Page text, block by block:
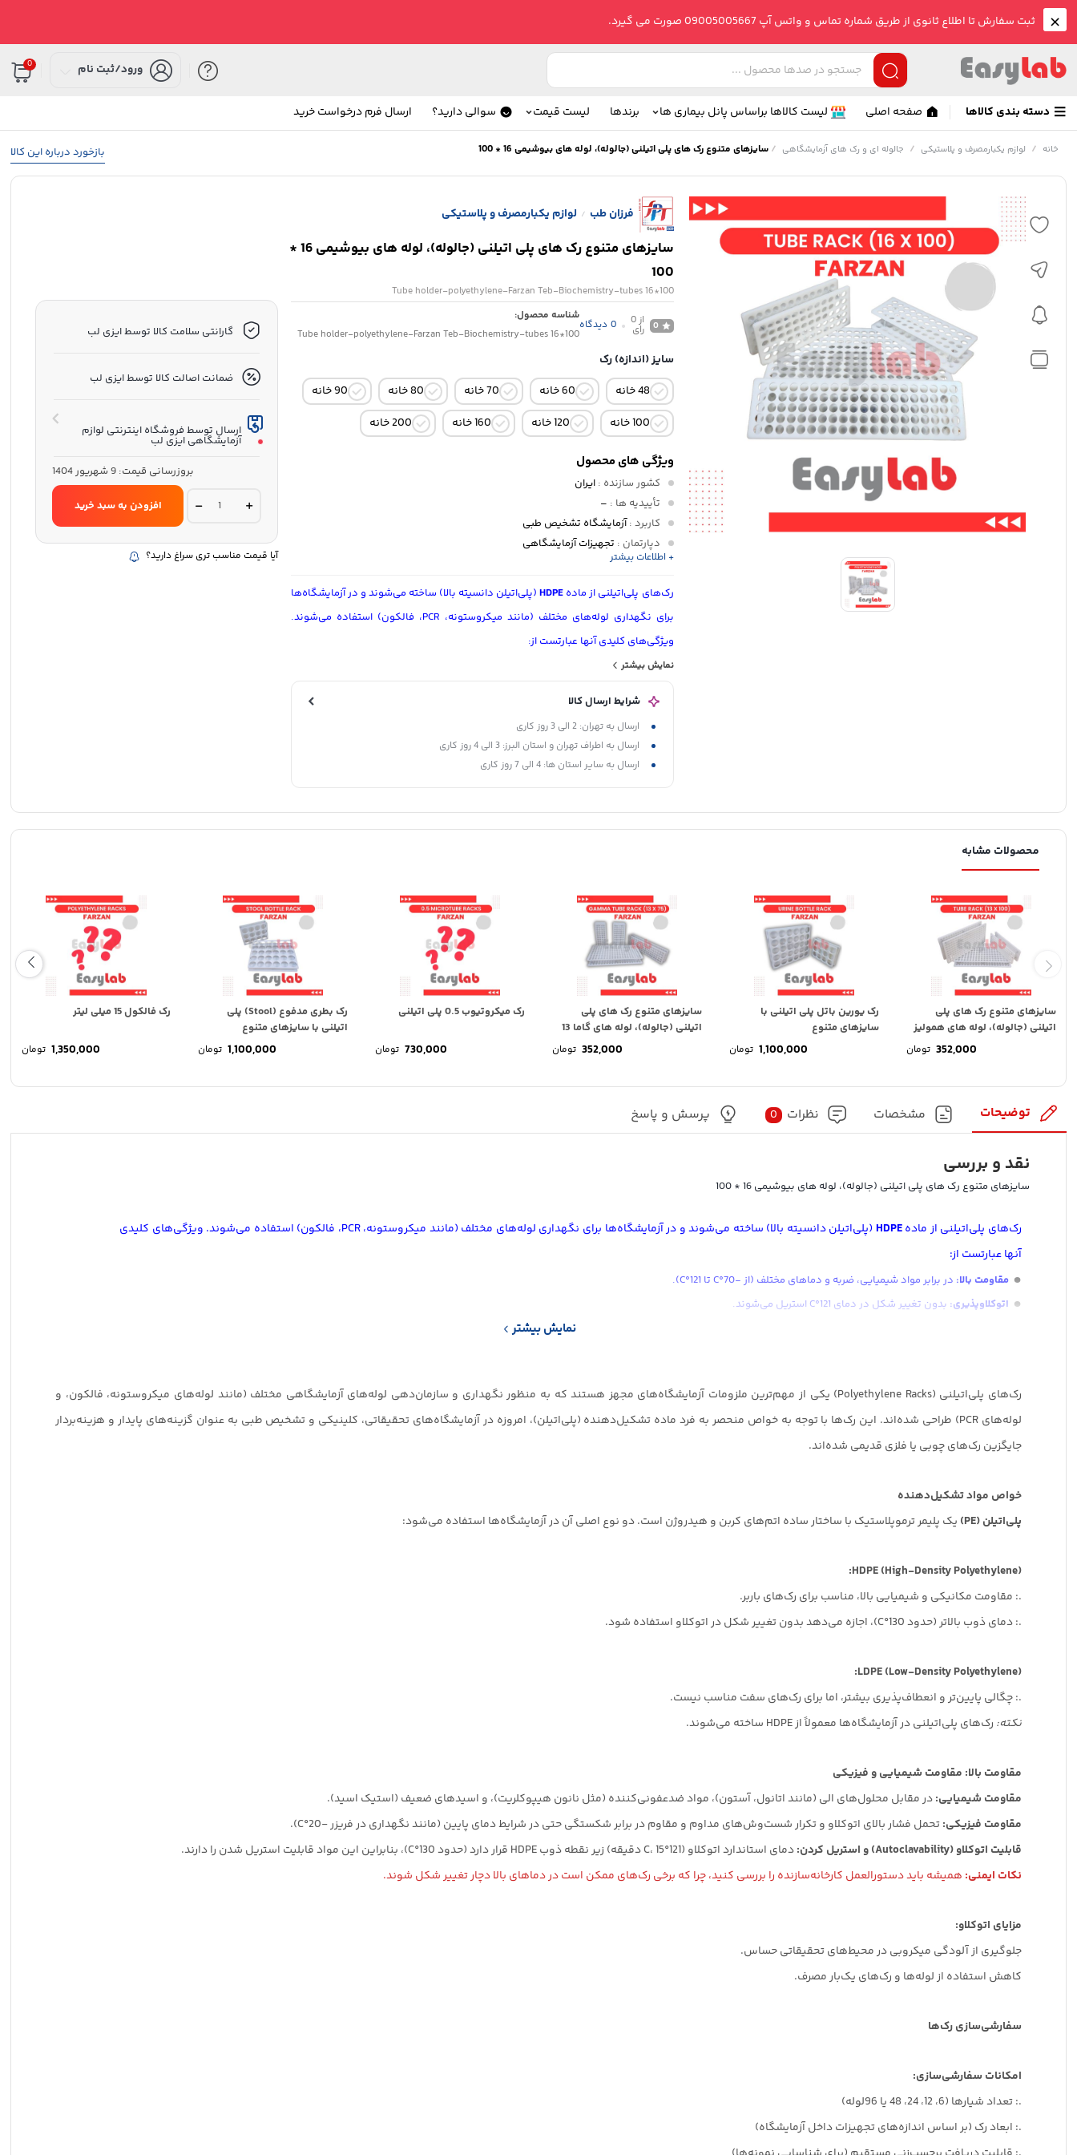
ثبت سفارش تا اطلاع ثانوی از طریق شماره تماس و واتس آپ 09005005667 صورت می گیرد.
ورود/ثبت نام 0
دسته بندی کالاها صفحه اصلی لیست کالاها براساس پانل بیماری ها برندها لیست قیمت سوالی دارید؟ ارسال فرم درخواست خرید
بازخورد درباره این کالا خانه / لوازم یکبارمصرف و پلاستیکی / جالوله ای و رک های آزمایشگاهی /سایزهای متنوع رک های پلی اتیلنی (جالوله)، لوله های بیوشیمی 16 * 100
فرزان طب / لوازم یکبارمصرف و پلاستیکی
سایزهای متنوع رک های پلی اتیلنی (جالوله)، لوله های بیوشیمی 16 *
100
Tube holder-polyethylene-Farzan Teb-Biochemistry-tubes 16*100
0 از 0
رای 0 دیدگاه
شناسه محصول:
Tube holder-polyethylene-Farzan Teb-Biochemistry-tubes 16*100
سایز (اندازه) رک
48 خانه
60 خانه 70 خانه 80 خانه
90 خانه
100 خانه
120 خانه 160 خانه 200 خانه
ویژگی های محصول
کشور سازنده :ایران
تأییدیه ها :
–
کاربرد :آزمایشگاه تشخیص طبی
دپارتمان : تجهیزات آزمایشگاهی
پانل تشخیصی
خانه, 120 خانه, 160 خانه, 200 خانه
+ اطلاعات بیشتر
رک‌های پلی‌اتیلنی از ماده HDPE(پلی‌اتیلن دانسیته بالا) ساخته می‌شوند و در آزمایشگاه‌ها
برای نگهداری لوله‌های مختلف (مانند میکروستونه، PCR، فالکون) استفاده می‌شوند.
ویژگی‌های کلیدی آنها عبارتست از:
مقاومت بالا:
پایداری زیست‌محیطی: مقاومت در برابر UV و امکان بازیافت.
این رک‌ها جایگزین مناسبی برای مواد قدیمی‌تر (مثل فلز یا چوب) هستند و در
نمایش بیشتر
شرایط ارسال کالا
ارسال به تهران: 2 الی 3 روز کاری
ارسال به اطراف تهران و استان البرز: 3 الی 4 روز کاری
ارسال به سایر استان ها: 4 الی 7 روز کاری
گارانتی سلامت کالا توسط ایزی لب
ضمانت اصالت کالا توسط ایزی لب
ارسال توسط فروشگاه اینترنتی لوازم
آزمایشگاهی ایزی لب
بروزرسانی قیمت: 9 شهریور 1404
سایزهای
متنوع
های
پلی
اتیلنی
افزودن به سبد خرید
آیا قیمت مناسب تری سراغ دارید؟
محصولات مشابه
سایزهای متنوع رک های پلی
اتیلنی (جالوله)، لوله های همولیز
352,000 تومان
رک یورین باتل پلی اتیلنی با
سایزهای متنوع
1,100,000 تومان
سایزهای متنوع رک های پلی
اتیلنی (جالوله)، لوله های گاما 13
352,000 تومان
رک میکروتیوب 0.5 پلی اتیلنی
730,000 تومان
رک بطری مدفوع (Stool) پلی
اتیلنی با سایزهای متنوع
1,100,000 تومان
رک فالکول 15 میلی لیتر
1,350,000 تومان
توضیحات مشخصات نظرات 0 پرسش و پاسخ
نقد و بررسی
سایزهای متنوع رک های پلی اتیلنی (جالوله)، لوله های بیوشیمی 16 * 100
رک‌های پلی‌اتیلنی از مادهHDPE
(پلی‌اتیلن دانسیته بالا) ساخته می‌شوند و در آزمایشگاه‌ها برای نگهداری لوله‌های مختلف (مانند میکروستونه، PCR، فالکون) استفاده می‌شوند. ویژگی‌های کلیدی
آنها عبارتست از:
مقاومت بالا: در برابر مواد شیمیایی، ضربه و دماهای مختلف (از -70°C تا 121°C).
اتوکلاو‌پذیری: بدون تغییر شکل در دمای 121°C استریل می‌شوند.
نمایش بیشتر
رک‌های پلی‌اتیلنی (Polyethylene Racks) یکی از مهم‌ترین ملزومات آزمایشگاه‌های مجهز هستند که به منظور نگهداری و سازمان‌دهی لوله‌های آزمایشگاهی مختلف (مانند لوله‌های میکروستونه، فالکون، و
لوله‌های PCR) طراحی شده‌اند. این رک‌ها با توجه به خواص منحصر به فرد ماده تشکیل‌دهنده (پلی‌اتیلن)، امروزه در آزمایشگاه‌های تحقیقاتی، کلینیکی و تشخیص طبی به عنوان گزینه‌های پایدار و هزینه‌بردار
جایگزین رک‌های چوبی یا فلزی قدیمی شده‌اند.
خواص مواد تشکیل‌دهنده
پلی‌اتیلن (PE
) یک پلیمر ترموپلاستیک با ساختار ساده اتم‌های کربن و هیدروژن است. دو نوع اصلی آن در آزمایشگاه‌ها استفاده می‌شود:
HDPE (High-Density Polyethylene):
.: مقاومت مکانیکی و شیمیایی بالا، مناسب برای رک‌های باربر.
.: دمای ذوب بالاتر (حدود 130°C)، اجازه می‌دهد بدون تغییر شکل در اتوکلاو استفاده شود.
LDPE (Low-Density Polyethylene):
.: چگالی پایین‌تر و انعطاف‌پذیری بیشتر، اما برای رک‌های سفت مناسب نیست.
نکته: رک‌های پلی‌اتیلنی در آزمایشگاه‌ها معمولاً از HDPE ساخته می‌شوند.
مقاومت بالا: مقاومت شیمیایی و فیزیکی
مقاومت شیمیایی:در مقابل محلول‌های الی (مانند اتانول، آستون)، مواد ضد‌عفونی‌کننده (مثل نانون هیپوکلریت)، و اسیدهای ضعیف (استیک اسید).
مقاومت فیزیکی:تحمل فشار بالای اتوکلاو و تکرار شست‌وش‌های مداوم و مقاوم در برابر شکستگی حتی در شرایط دمای پایین (مانند نگهداری در فریزر -20°C).
قابلیت اتوکلاو (Autoclavability) و استریل کردن:
دمای استاندارد اتوکلاو (121°C، 15 دقیقه) زیر نقطه ذوب HDPE قرار دارد (حدود 130°C)، بنابراین این مواد قابلیت استریل شدن را دارند.
نکات ایمنی: همیشه باید دستورالعمل کارخانه‌سازنده را بررسی کنید، چرا که برخی رک‌های ممکن است در دماهای بالا دچار تغییر شکل شوند.
مزایای اتوکلاو:
جلوگیری از آلودگی میکروبی در محیط‌های تحقیقاتی حساس.
کاهش استفاده از لوله‌ها و رک‌های یک‌بار مصرف.
سفارشی‌سازی رک‌ها
امکانات سفارشی‌سازی:
.: تعداد شیارها (6، 12، 24، 48 یا 96‌لوله)
.: ابعاد رک (بر اساس اندازه‌های تجهیزات داخل آزمایشگاه)